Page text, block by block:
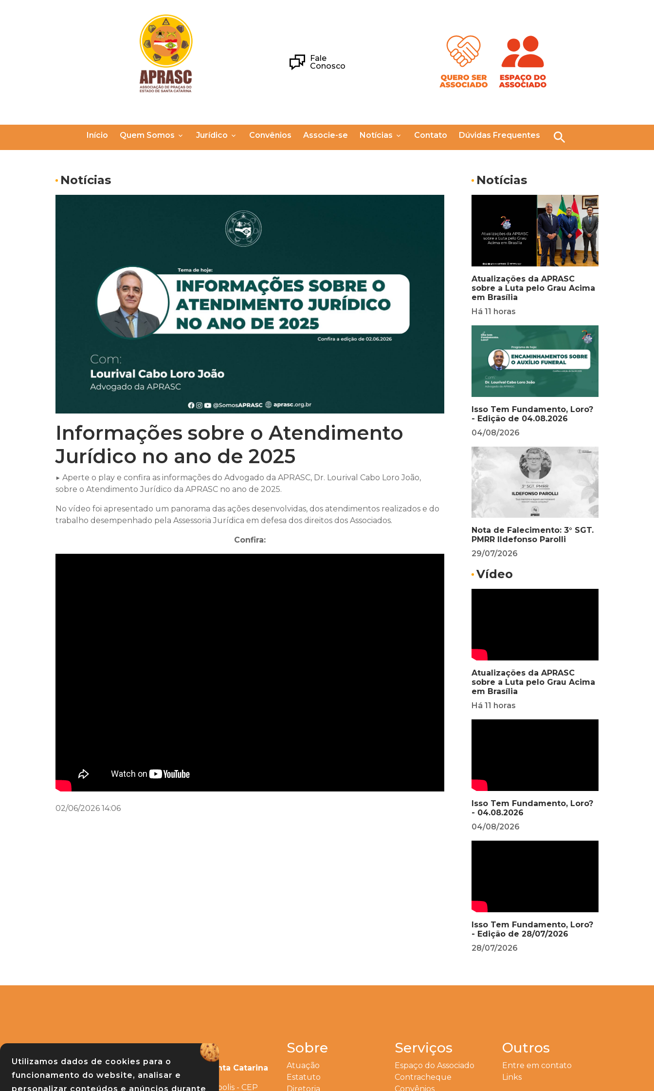
Fale
Conosco
Pesquisar
Início Quem Somos Jurídico Convênios Associe-se Notícias Contato Dúvidas Frequentes
Notícias
Informações sobre o Atendimento
Jurídico no ano de 2025
▶️ Aperte o play e confira as informações do Advogado da APRASC, Dr. Lourival Cabo Loro João,
sobre o Atendimento Jurídico da APRASC no ano de 2025.
No vídeo foi apresentado um panorama das ações desenvolvidas, dos atendimentos realizados e do
trabalho desempenhado pela Assessoria Jurídica em defesa dos direitos dos Associados.
Confira:
02/06/2026 14:06
Notícias
Atualizações da APRASC
sobre a Luta pelo Grau Acima
em Brasília
Há 11 horas
Isso Tem Fundamento, Loro?
- Edição de 04.08.2026
04/08/2026
Nota de Falecimento: 3° SGT.
PMRR Ildefonso Parolli
29/07/2026
Vídeo
Atualizações da APRASC
sobre a Luta pelo Grau Acima
em Brasília
Há 11 horas
Isso Tem Fundamento, Loro?
- 04.08.2026
04/08/2026
Isso Tem Fundamento, Loro?
- Edição de 28/07/2026
28/07/2026
Utilizamos dados de cookies para o
funcionamento do website, analisar e
personalizar conteúdos e anúncios durante
APRASC
Associação de Praças do Estado de Santa Catarina
Rua Raul Machado 139 - Centro - Florianópolis - CEP
Sobre
Atuação
Estatuto
Diretoria
Serviços
Espaço do Associado
Contracheque
Convênios
Outros
Entre em contato
Links